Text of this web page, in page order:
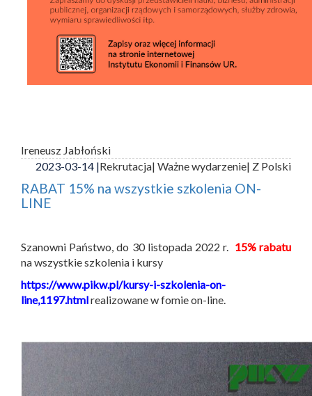
Ireneusz Jabłoński
2023-03-14 |Rekrutacja| Ważne wydarzenie| Z Polski
RABAT 15% na wszystkie szkolenia ON-
LINE
Szanowni Państwo, do 30 listopada 2022 r. 15% rabatu
na wszystkie szkolenia i kursy
https://www.pikw.pl/kursy-i-szkolenia-on-
line,1197.htmlrealizowane w fomie on-line.